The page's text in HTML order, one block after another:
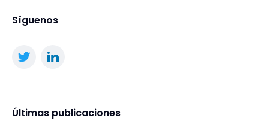
Síguenos
Últimas publicaciones